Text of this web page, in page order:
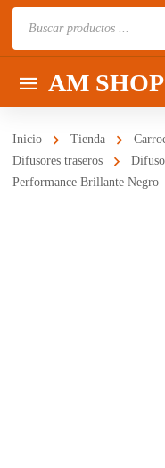
AM SHOP
Inicio Tienda
Difusores traseros
Performance Brillante Negro